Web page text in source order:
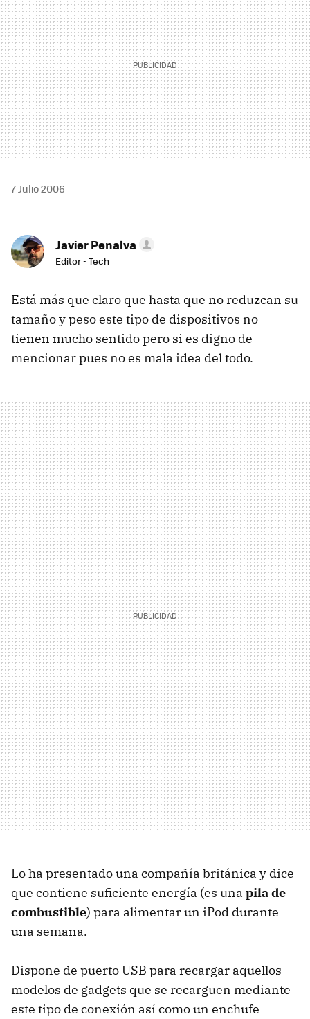
7 Julio 2006
Javier Penalva
Editor - Tech
Está más que claro que hasta que no reduzcan su
tamaño y peso este tipo de dispositivos no
tienen mucho sentido pero si es digno de
mencionar pues no es mala idea del todo.
Lo ha presentado una compañía británica y dice
que contiene suficiente energía (es una pila de
combustible) para alimentar un iPod durante
una semana.
Dispone de puerto USB para recargar aquellos
modelos de gadgets que se recarguen mediante
este tipo de conexión así como un enchufe